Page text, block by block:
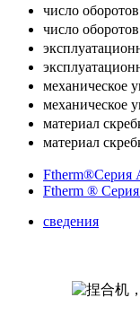
число
число
механическое
механическое
материал
материал
Ftherm®Серия
Ftherm ®
сведения